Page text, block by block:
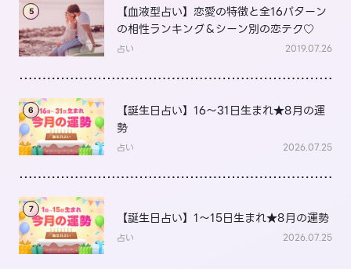
5
【血液型占い】恋愛の特徴と全16パターン
の相性ランキング＆シーン別の恋テク♡
占い 2019.07.26
6
【誕生日占い】16～31日生まれ★8月の運
勢
占い 2026.07.25
7
【誕生日占い】1～15日生まれ★8月の運勢
占い 2026.07.25